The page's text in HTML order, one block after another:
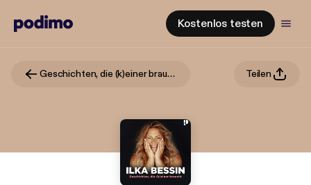
Kostenlos testen
Geschichten, die (k)einer braucht mit Ilka Bessin Teilen